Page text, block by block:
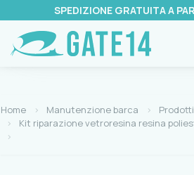
SPEDIZIONE GRATUITA A
Home Manutenzione barca
Kit riparazione vetroresina resina